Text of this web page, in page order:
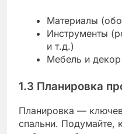
Материалы
Инструменты
и т.д.)
Мебель и декор
1.3 Планировка
Планировка —
спальни. Подумайте,